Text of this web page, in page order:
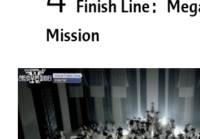
Finish Line：
Mission